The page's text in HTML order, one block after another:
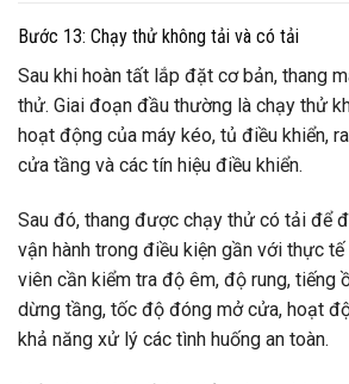
Bước 13: Chạy thử không tải và có tải
Sau khi hoàn tất lắp đặt cơ bản, thang
thử. Giai đoạn đầu thường là chạy thử
hoạt động của máy kéo, tủ điều khiển,
cửa tầng và các tín hiệu điều khiển.
Sau đó, thang được chạy thử có tải để
vận hành trong điều kiện gần với thực
viên cần kiểm tra độ êm, độ rung, tiếng
dừng tầng, tốc độ đóng mở cửa, hoạt
khả năng xử lý các tình huống an toàn.